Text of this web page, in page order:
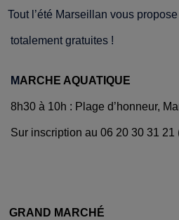
Tout l’été Marseillan vous
totalement gratuites !
MARCHE AQUATIQUE
8h30 à 10h : Plage d’honneur,
Sur inscription au 06 20 30 31 21
GRAND MARCHÉ